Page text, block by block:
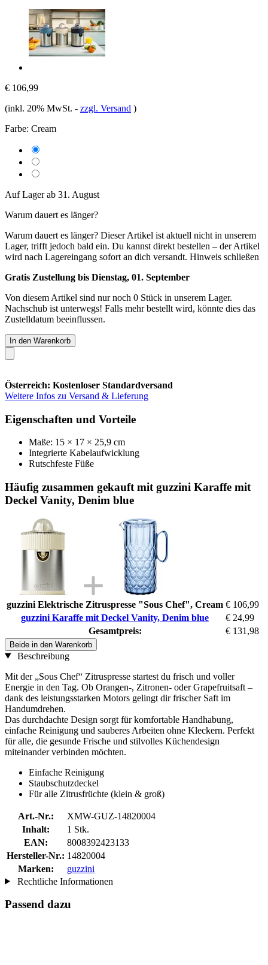
€ 106,99
(inkl. 20% MwSt. - zzgl. Versand )
Farbe: Cream
Auf Lager ab 31. August
Warum dauert es länger?
Warum dauert es länger? Dieser Artikel ist aktuell nicht in unserem
Lager, trifft jedoch bald ein. Du kannst direkt bestellen – der Artikel
wird nach Lagereingang sofort an dich versandt. Hinweis schließen
Gratis Zustellung bis Dienstag, 01. September
Von diesem Artikel sind nur noch 0 Stück in unserem Lager.
Nachschub ist unterwegs! Falls mehr bestellt wird, könnte dies das
Zustelldatum beeinflussen.
In den Warenkorb
Österreich: Kostenloser Standardversand
Weitere Infos zu Versand & Lieferung
Eigenschaften und Vorteile
Maße: 15 × 17 × 25,9 cm
Integrierte Kabelaufwicklung
Rutschfeste Füße
Häufig zusammen gekauft mit guzzini Karaffe mit
Deckel Vanity, Denim blue
guzzini Elektrische Zitruspresse "Sous Chef", Cream € 106,99
guzzini Karaffe mit Deckel Vanity, Denim blue
€ 24,99
Gesamtpreis:
€ 131,98
Beide in den Warenkorb
Beschreibung
Mit der „Sous Chef“ Zitruspresse startest du frisch und voller
Energie in den Tag. Ob Orangen-, Zitronen- oder Grapefruitsaft –
dank des leistungsstarken Motors gelingt dir frischer Saft im
Handumdrehen.
Das durchdachte Design sorgt für komfortable Handhabung,
einfache Reinigung und sauberes Arbeiten ohne Kleckern. Perfekt
für alle, die gesunde Frische und stilvolles Küchendesign
miteinander verbinden möchten.
Einfache Reinigung
Staubschutzdeckel
Für alle Zitrusfrüchte (klein & groß)
Art.-Nr.:
XMW-GUZ-14820004
Inhalt:
1 Stk.
EAN:
8008392423133
Hersteller-Nr.: 14820004
Marken:
guzzini
Rechtliche Informationen
Passend dazu